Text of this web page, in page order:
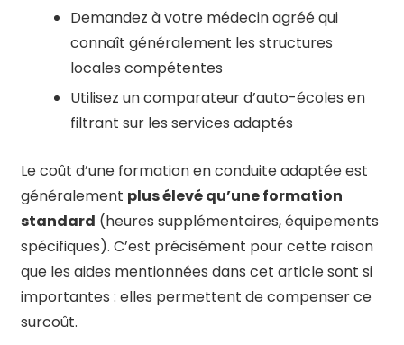
Demandez à votre médecin agréé qui
connaît généralement les structures
locales compétentes
Utilisez un comparateur d’auto-écoles en
filtrant sur les services adaptés
Le coût d’une formation en conduite adaptée est
généralement plus élevé qu’une formation
standard (heures supplémentaires, équipements
spécifiques). C’est précisément pour cette raison
que les aides mentionnées dans cet article sont si
importantes : elles permettent de compenser ce
surcoût.